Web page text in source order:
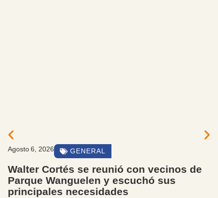
Agosto 6, 2026 AVISOS IMPORTANTES
El Municipio trabaja en la contención de
la Barda del Ñireco y lleva tranquilidad a
los vecinos